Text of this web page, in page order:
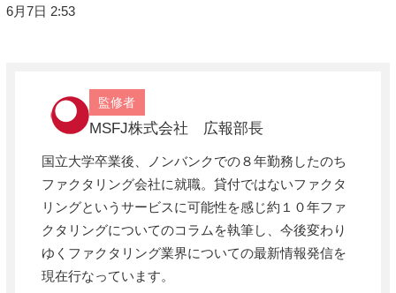
6月7日 2:53
監修者
MSFJ株式会社 広報部長
国立大学卒業後、ノンバンクでの８年勤務したのち
ファクタリング会社に就職。貸付ではないファクタ
リングというサービスに可能性を感じ約１０年ファ
クタリングについてのコラムを執筆し、今後変わり
ゆくファクタリング業界についての最新情報発信を
現在行なっています。